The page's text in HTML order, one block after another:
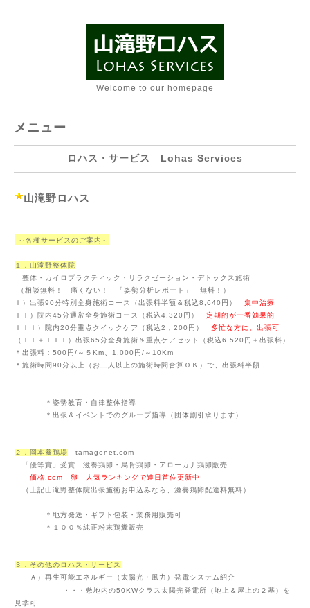
Welcome to our homepage
メニュー
ロハス・サービス Lohas Services
山滝野ロハス
～各種サービスのご案内～
１．山滝野整体院
整体・カイロプラクティック・リラクゼーション・デトックス施術
（相談無料！ 痛くない！ 「姿勢分析レポート」 無料！）
Ｉ） 出張90分特別全身施術コース（出張料半額＆税込8,640円） 集中治療
ＩＩ）院内45分通常全身施術コース（税込4,320円） 定期的が一番効果的
ＩＩＩ）院内20分重点クイックケア（税込2，200円）
多忙な方に。出張可
（ＩＩ＋ＩＩＩ）出張65分全身施術＆重点ケアセット（税込6,520円＋出張料）
＊出張料：500円/～５Km、1,000円/～10Km
＊施術時間90分以上（お二人以上の施術時間合算ＯＫ）で、出張料半額
＊姿勢教育・自律整体指導
＊出張＆イベントでのグループ指導（団体割引承ります）
２．岡本養鶏場 tamagonet.com
「優等賞」受賞 滋養鶏卵・烏骨鶏卵・アローカナ鶏卵販売
価格.com 卵 人気ランキングで連日首位更新中
（上記山滝野整体院出張施術お申込みなら、滋養鶏卵配達料無料）
＊地方発送・ギフト包装・業務用販売可
＊１００％純正粉末鶏糞販売
３．その他のロハス・サービス
Ａ）再生可能エネルギー（太陽光・風力）発電システム紹介
・・・ 敷地内の50KWクラス太陽光発電所（地上＆屋上の２基）を
見学可